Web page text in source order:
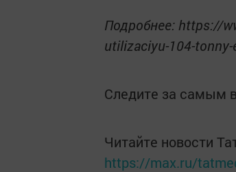
Подробнее: https://
utilizaciyu-104-
Следите за самым
Читайте новости
https://max.ru/